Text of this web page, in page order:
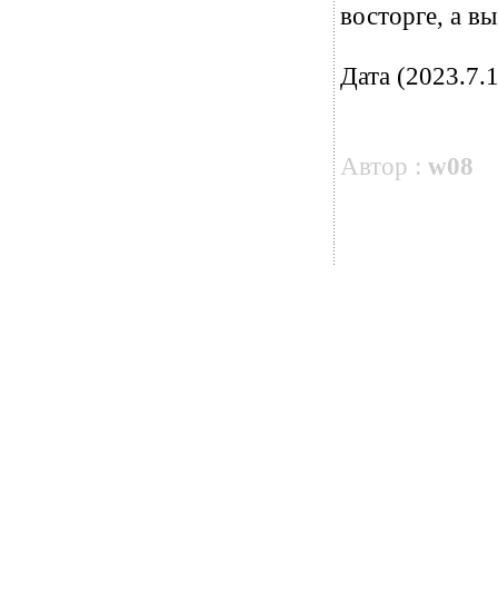
восторге, а
Дата
Автор : w08